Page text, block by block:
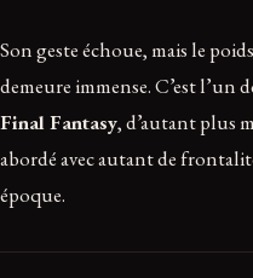
Son geste échoue, mais le
demeure immense. C’est l’un
Final Fantasy, d’autant plus
abordé avec autant de
époque.